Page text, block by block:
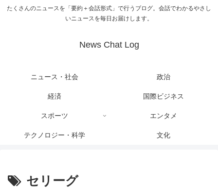
たくさんのニュースを「要約＋会話形式」で行うブログ。会話でわかるやさし
いニュースを毎日お届けします。
News Chat Log
ニュース・社会 政治
経済 国際ビジネス
スポーツ エンタメ
テクノロジー・科学 文化
セリーグ